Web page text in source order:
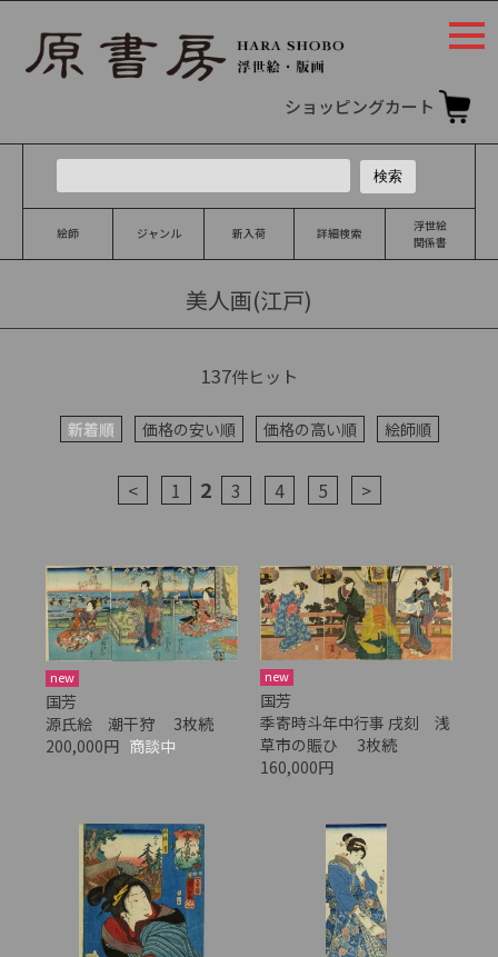
ショッピングカート
絵師 ジャンル 新入荷 詳細検索
浮世絵
関係書
美人画(江戸)
137件ヒット
新着順 価格の安い順 価格の高い順 絵師順
< 1 2 3 4 5 >
new
国芳
源氏絵 潮干狩 3枚続
200,000円 商談中
new
国芳
季寄時斗年中行事 戌刻 浅
草市の賑ひ 3枚続
160,000円